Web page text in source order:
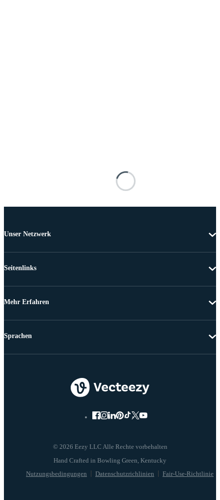
Unser Netzwerk
Seitenlinks
Mehr Erfahren
© 2026 Eezy LLC Alle Rechte vorbehalten
Nutzungsbedingungen Datenschutzrichlinien Fair-Use-Richtlinie
Sprachen